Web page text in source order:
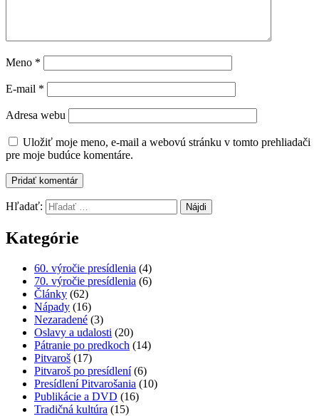
Meno *
E-mail *
Adresa webu
Uložiť moje meno, e-mail a webovú stránku v tomto prehliadači
pre moje budúce komentáre.
Hľadať:
Kategórie
60. výročie presídlenia (4)
70. výročie presídlenia (6)
Články (62)
Nápady (16)
Nezaradené (3)
Oslavy a udalosti (20)
Pátranie po predkoch (14)
Pitvaroš (17)
Pitvaroš po presídlení(6)
Presídlení Pitvarošania (10)
Publikácie a DVD (16)
Tradičná kultúra (15)